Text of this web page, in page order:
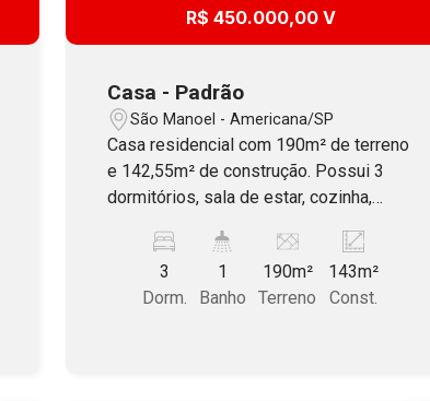
R$ 450.000,00 V
Casa - Padrão
São Manoel - Americana/SP
Casa residencial com 190m² de terreno
e 142,55m² de construção. Possui 3
dormitórios, sala de estar, cozinha,
vagas de garagem, sendo 2 cobertas,
em localização de fácil acesso. Aceita
financiamento com FGTS.
3
Dorm.
1
Banho
190m²
Terreno
143m²
Const.